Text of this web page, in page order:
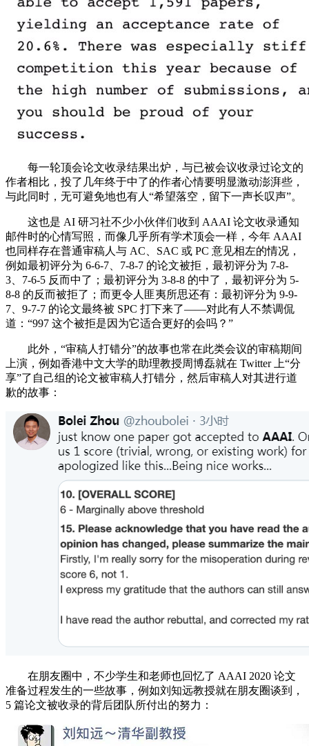
每一轮顶会论文收录结果出炉，与已被会议收录过论文的
作者相比，投了几年终于中了的作者心情要明显激动澎湃些，
与此同时，无可避免地也有人“希望落空，留下一声长叹声”。
这也是 AI 研习社不少小伙伴们收到 AAAI 论文收录通知
邮件时的心情写照，而像几乎所有学术顶会一样，今年 AAAI
也同样存在普通审稿人与 AC、SAC 或 PC 意见相左的情况，
例如最初评分为 6-6-7、7-8-7 的论文被拒，最初评分为 7-8-
3、7-6-5 反而中了；最初评分为 3-8-8 的中了，最初评分为 5-
8-8 的反而被拒了；而更令人匪夷所思还有：最初评分为 9-9-
7、9-7-7 的论文最终被 SPC 打下来了——对此有人不禁调侃
道：“997 这个被拒是因为它适合更好的会吗？”
此外，“审稿人打错分”的故事也常在此类会议的审稿期间
上演，例如香港中文大学的助理教授周博磊就在 Twitter 上“分
享”了自己组的论文被审稿人打错分，然后审稿人对其进行道
歉的故事：
在朋友圈中，不少学生和老师也回忆了 AAAI 2020 论文
准备过程发生的一些故事，例如刘知远教授就在朋友圈谈到，
5 篇论文被收录的背后团队所付出的努力：